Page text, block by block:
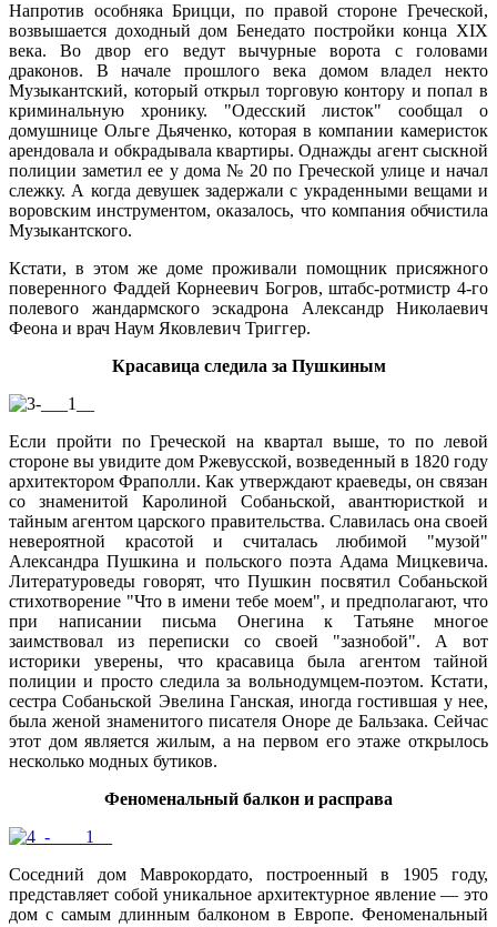
Напротив особняка Брицци, по правой стороне Греческой,
возвышается доходный дом Бенедато постройки конца XIX
века. Во двор его ведут вычурные ворота с головами
драконов. В начале прошлого века домом владел некто
Музыкантский, который открыл торговую контору и попал в
криминальную хронику. "Одесский листок" сообщал о
домушнице Ольге Дьяченко, которая в компании камеристок
арендовала и обкрадывала квартиры. Однажды агент сыскной
полиции заметил ее у дома № 20 по Греческой улице и начал
слежку. А когда девушек задержали с украденными вещами и
воровским инструментом, оказалось, что компания обчистила
Музыкантского.
Кстати, в этом же доме проживали помощник присяжного
поверенного Фаддей Корнеевич Богров, штабс-ротмистр 4-го
полевого жандармского эскадрона Александр Николаевич
Феона и врач Наум Яковлевич Триггер.
Красавица следила за Пушкиным
Если пройти по Греческой на квартал выше, то по левой
стороне вы увидите дом Ржевусской, возведенный в 1820 году
архитектором Фраполли. Как утверждают краеведы, он связан
со знаменитой Каролиной Собаньской, авантюристкой и
тайным агентом царского правительства. Славилась она своей
невероятной красотой и считалась любимой "музой"
Александра Пушкина и польского поэта Адама Мицкевича.
Литературоведы говорят, что Пушкин посвятил Собаньской
стихотворение "Что в имени тебе моем", и предполагают, что
при написании письма Онегина к Татьяне многое
заимствовал из переписки со своей "зазнобой". А вот
историки уверены, что красавица была агентом тайной
полиции и просто следила за вольнодумцем-поэтом. Кстати,
сестра Собаньской Эвелина Ганская, иногда гостившая у нее,
была женой знаменитого писателя Оноре де Бальзака. Сейчас
этот дом является жилым, а на первом его этаже открылось
несколько модных бутиков.
Феноменальный балкон и расправа
Соседний дом Маврокордато, построенный в 1905 году,
представляет собой уникальное архитектурное явление — это
дом с самым длинным балконом в Европе. Феноменальный